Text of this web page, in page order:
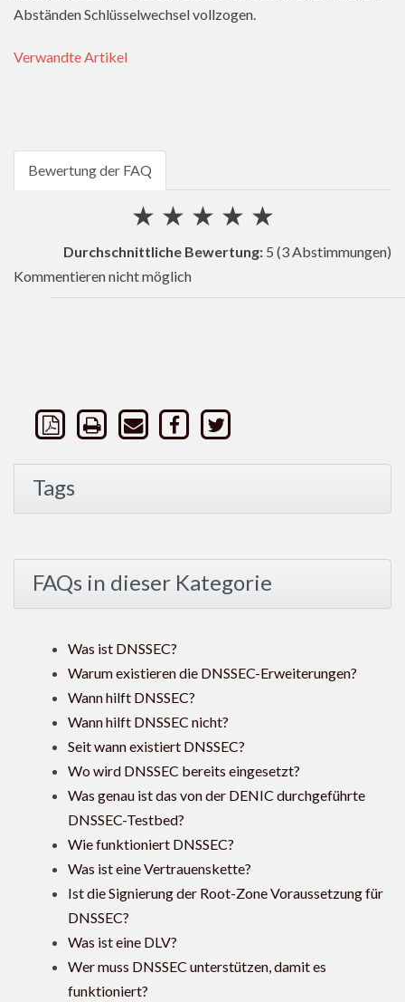
Abständen Schlüsselwechsel vollzogen.
Verwandte Artikel
Bewertung der FAQ
★
★
★
★
★
Durchschnittliche Bewertung: 5 (3 Abstimmungen)
Kommentieren nicht möglich
Tags
FAQs in dieser Kategorie
Was ist DNSSEC?
Warum existieren die DNSSEC-Erweiterungen?
Wann hilft DNSSEC?
Wann hilft DNSSEC nicht?
Seit wann existiert DNSSEC?
Wo wird DNSSEC bereits eingesetzt?
Was genau ist das von der DENIC durchgeführte
DNSSEC-Testbed?
Wie funktioniert DNSSEC?
Was ist eine Vertrauenskette?
Ist die Signierung der Root-Zone Voraussetzung für
DNSSEC?
Was ist eine DLV?
Wer muss DNSSEC unterstützen, damit es
funktioniert?